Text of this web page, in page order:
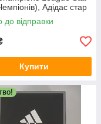
Адідас стар
до відправки
Купити